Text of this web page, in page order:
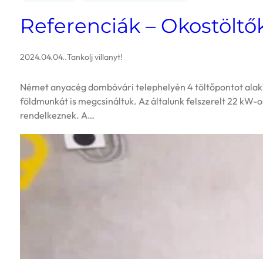
Referenciák –
2024.04.04..Tankolj villanyt!
Német anyacég dombóvári telephelyén 4 töltőpontot
földmunkát is megcsináltuk. Az általunk felszerelt 22
rendelkeznek. A…